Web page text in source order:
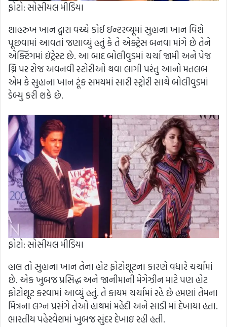
ફોટો: સોસીયલ મીડિયા
શાહરુખ ખાન દ્વારા વચ્ચે કોઈ ઇન્ટરવ્યૂમાં સુહાના ખાન વિશે
પૂછવામાં આવતાં જણાવ્યું હતું કે તે એક્ટ્રેસ બનવા માંગે છે તેને
એક્ટિંગમાં ઇંટ્રેસ્ટ છે. આ બાદ બોલીવુડમાં ચર્ચા જામી અને પેજ
થ્રિ પર રોજ અવનવી સ્ટોરીઓ થવા લાગી પરંતુ આનો મતલબ
એમ કે સુહાના ખાન ટૂંક સમયમાં સારી સ્ટ્રોરી સાથે બોલીવુડમાં
ડેબ્યુ કરી શકે છે.
ફોટો: સોસીયલ મીડિયા
હાલ તો સુહાના ખાન તેના હોટ ફોટોશૂટના કારણે વધારે ચર્ચામાં
છે. એક ખુબજ પ્રસિદ્ધ અને જાનીમાની મેગેઝીન માટે પણ હોટ
ફોટોશૂટ કરવામાં આવ્યું હતું. તે કાયમ ચર્ચામાં રહે છે હમણાં તેમના
મિત્રના લગ્ન પ્રસંગે તેઓ હાથમાં મહેંદી અને સાડી માં દેખાયા હતા.
ભારતીય પહેરવેશમાં ખુબજ સુંદર દેખાઇ રહી હતી.